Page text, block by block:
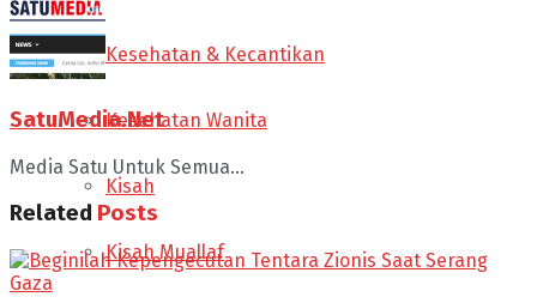
Kesehatan & Kecantikan
Kesehatan Wanita
Kisah
Kisah Muallaf
SatuMedia.Net
Media Satu Untuk Semua...
Related Posts